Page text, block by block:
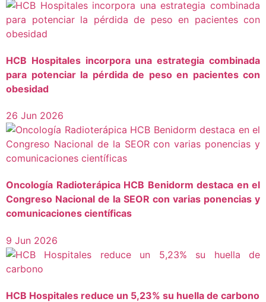
HCB Hospitales incorpora una estrategia combinada
para potenciar la pérdida de peso en pacientes con
obesidad
26 Jun 2026
Oncología Radioterápica HCB Benidorm destaca en el
Congreso Nacional de la SEOR con varias ponencias y
comunicaciones científicas
9 Jun 2026
HCB Hospitales reduce un 5,23% su huella de carbono